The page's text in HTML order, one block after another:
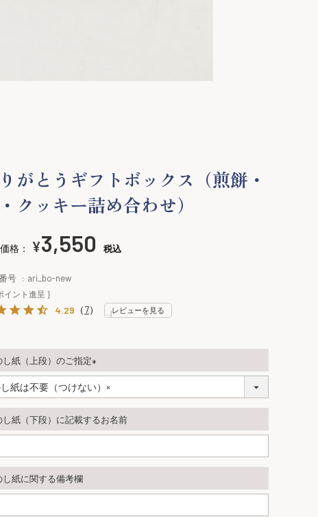
がとうギフトボックス（煎餅・
クッキー詰め合わせ）
格： ¥3,550 税込
号 ari_bo-new
イント進呈 ]
4.29 （7） レビューを見る
し紙（上段）のご指定
必
須
し紙（下段）に記載するお名前
し紙に関する備考欄